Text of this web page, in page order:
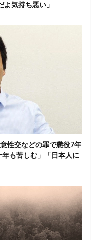
気持ち悪い」
性交などの罪で懲役7年
も苦しむ」「日本人に